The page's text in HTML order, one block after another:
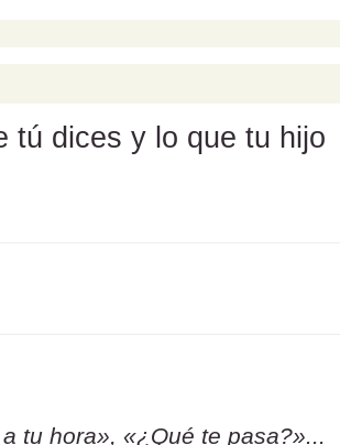
tú dices y lo que tu hijo
tu hora», «¿Qué te pasa?»...